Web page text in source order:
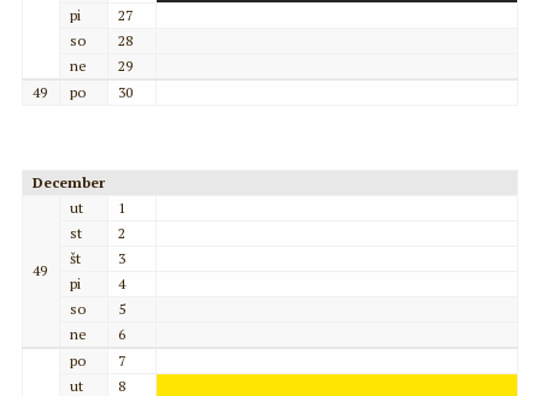
pi
27
so
28
ne
29
49
po 30
December
49
ut
1
st
2
št
3
pi
4
so
5
ne
6
po
7
ut
8